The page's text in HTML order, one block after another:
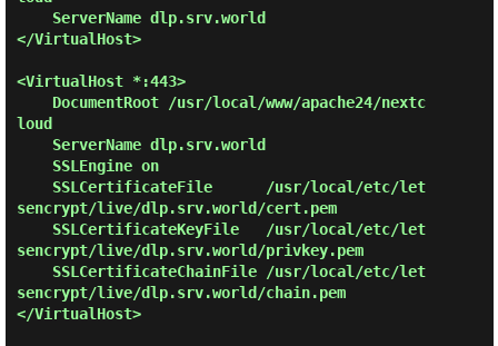
</VirtualHost>
<VirtualHost *:443>
loud
sencrypt/live/dlp.srv.world/cert.pem
sencrypt/live/dlp.srv.world/privkey.pem
sencrypt/live/dlp.srv.world/chain.pem
</VirtualHost>